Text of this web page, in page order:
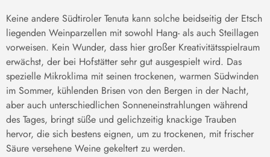
Keine andere Südtiroler Tenuta kann solche beidseitig der Etsch
liegenden Weinparzellen mit sowohl Hang- als auch Steillagen
vorweisen. Kein Wunder, dass hier großer Kreativitätsspielraum
erwächst, der bei Hofstätter sehr gut ausgespielt wird. Das
spezielle Mikroklima mit seinen trockenen, warmen Südwinden
im Sommer, kühlenden Brisen von den Bergen in der Nacht,
aber auch unterschiedlichen Sonneneinstrahlungen während
des Tages, bringt süße und gelichzeitig knackige Trauben
hervor, die sich bestens eignen, um zu trockenen, mit frischer
Säure versehene Weine gekeltert zu werden.